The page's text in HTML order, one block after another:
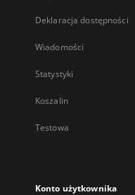
Deklaracja dostępności
Wiadomości
Statystyki
Koszalin
Testowa
Konto użytkownika